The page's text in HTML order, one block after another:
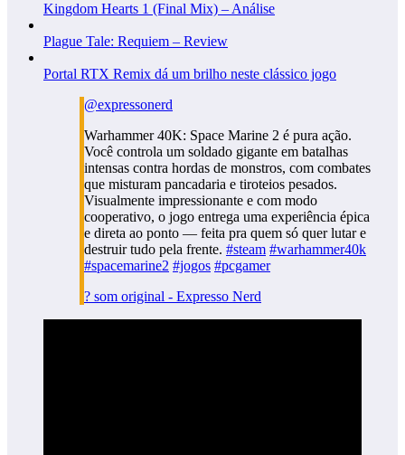
Kingdom Hearts 1 (Final Mix) – Análise
Plague Tale: Requiem – Review
Portal RTX Remix dá um brilho neste clássico jogo
@expressonerd
Warhammer 40K: Space Marine 2 é pura ação.
Você controla um soldado gigante em batalhas
intensas contra hordas de monstros, com combates
que misturam pancadaria e tiroteios pesados.
Visualmente impressionante e com modo
cooperativo, o jogo entrega uma experiência épica
e direta ao ponto — feita pra quem só quer lutar e
destruir tudo pela frente. #steam #warhammer40k
#spacemarine2 #jogos #pcgamer
? som original - Expresso Nerd